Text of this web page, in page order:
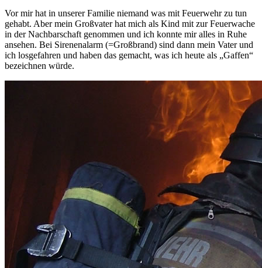
Vor mir hat in unserer Familie niemand was mit Feuerwehr zu tun
gehabt. Aber mein Großvater hat mich als Kind mit zur Feuerwache
in der Nachbarschaft genommen und ich konnte mir alles in Ruhe
ansehen. Bei Sirenenalarm (=Großbrand) sind dann mein Vater und
ich losgefahren und haben das gemacht, was ich heute als „Gaffen“
bezeichnen würde.